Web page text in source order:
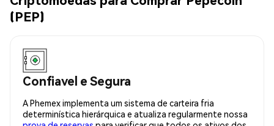
(PEP)
Confiavel e Segura
A Phemex implementa um sistema de carteira fria
determinística hierárquica e atualiza regularmente nossa